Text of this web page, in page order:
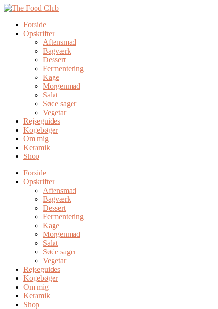
Forside
Opskrifter
Aftensmad
Bagværk
Dessert
Fermentering
Kage
Morgenmad
Salat
Søde sager
Vegetar
Rejseguides
Kogebøger
Om mig
Keramik
Shop
Forside
Opskrifter
Aftensmad
Bagværk
Dessert
Fermentering
Kage
Morgenmad
Salat
Søde sager
Vegetar
Rejseguides
Kogebøger
Om mig
Keramik
Shop